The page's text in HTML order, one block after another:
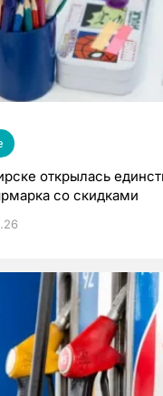
открылась
со скидками